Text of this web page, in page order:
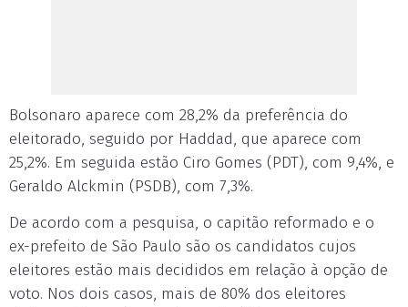
Bolsonaro aparece com 28,2% da preferência do
eleitorado, seguido por Haddad, que aparece com
25,2%. Em seguida estão Ciro Gomes (PDT), com 9,4%, e
Geraldo Alckmin (PSDB), com 7,3%.
De acordo com a pesquisa, o capitão reformado e o
ex-prefeito de São Paulo são os candidatos cujos
eleitores estão mais decididos em relação à opção de
voto. Nos dois casos, mais de 80% dos eleitores